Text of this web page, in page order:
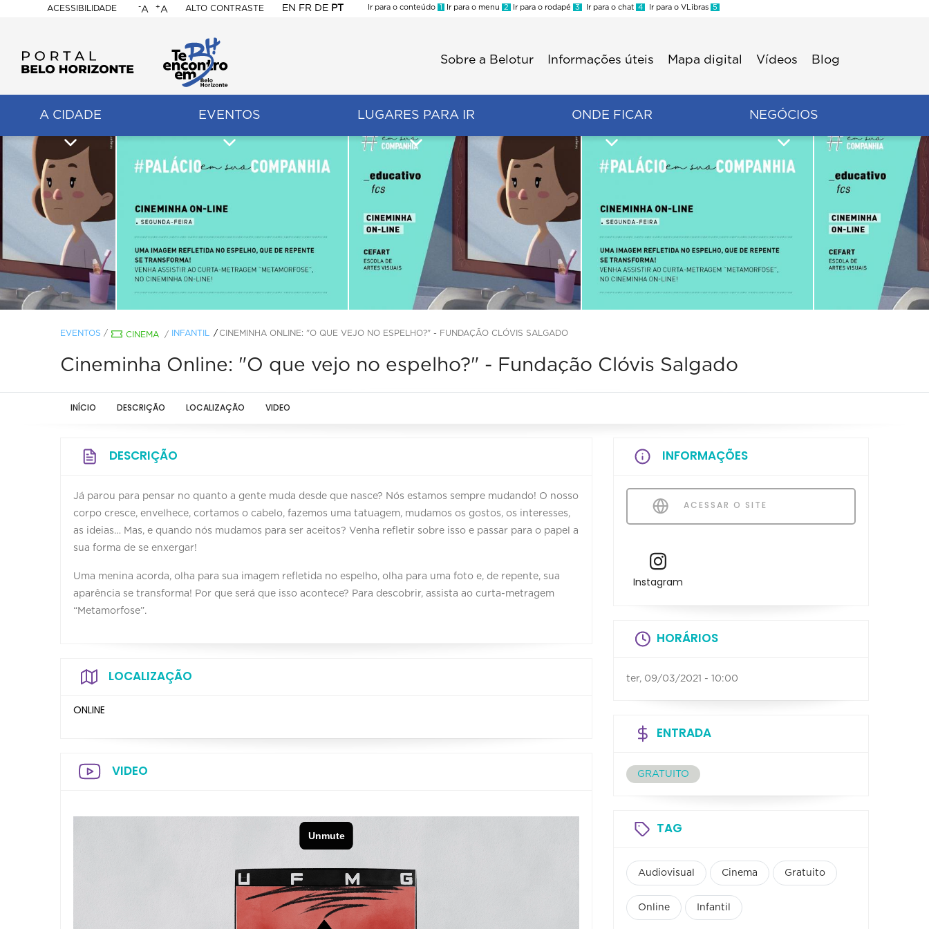
ACESSIBILIDADE
BELO
HORIZONTE
-A +A ALTO CONTRASTE EN FR DE PT
Ir para o conteúdo 1 Ir para o menu 2 Ir para o rodapé 3 Ir para o chat 4 Ir para o VLibras 5
Sobre a Belotur Informações úteis Mapa digital Vídeos Blog
A CIDADE EVENTOS LUGARES PARA IR ONDE FICAR NEGÓCIOS
EVENTOS / CINEMA / INFANTIL CINEMINHA ONLINE: "O QUE VEJO NO ESPELHO?" - FUNDAÇÃO CLÓVIS SALGADO
Cineminha Online: "O que vejo no espelho?" - Fundação Clóvis Salgado
INÍCIO DESCRIÇÃO LOCALIZAÇÃO VIDEO
DESCRIÇÃO
Já parou para pensar no quanto a gente muda desde que nasce? Nós estamos sempre mudando! O nosso
corpo cresce, envelhece, cortamos o cabelo, fazemos uma tatuagem, mudamos os gostos, os interesses,
as ideias… Mas, e quando nós mudamos para ser aceitos? Venha refletir sobre isso e passar para o papel a
sua forma de se enxergar!
Uma menina acorda, olha para sua imagem refletida no espelho, olha para uma foto e, de repente, sua
aparência se transforma! Por que será que isso acontece? Para descobrir, assista ao curta-metragem
“Metamorfose”.
LOCALIZAÇÃO
ONLINE
VIDEO
INFORMAÇÕES
ACESSAR O SITE
Instagram
HORÁRIOS
ter, 09/03/2021 - 10:00
ENTRADA
GRATUITO
TAG
Audiovisual Cinema Gratuito
Online Infantil